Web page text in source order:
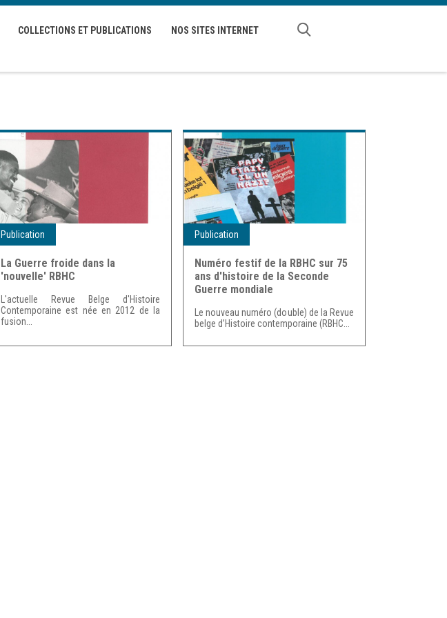
COLLECTIONS ET PUBLICATIONS
NOS SITES INTERNET
Publication
La Guerre froide dans la
'nouvelle' RBHC
L'actuelle Revue Belge d'Histoire
Contemporaine est née en 2012 de la
fusion...
Publication
Numéro festif de la RBHC sur 75
ans d'histoire de la Seconde
Guerre mondiale
Le nouveau numéro (double) de la Revue
belge d’Histoire contemporaine (RBHC...